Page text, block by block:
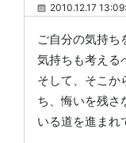
2010.12.17
ご自分の気持ち
気持ちも考える
そして、そこか
ち、悔いを残さ
いる道を進まれ